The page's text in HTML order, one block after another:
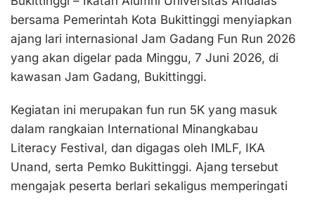
bersama Pemerintah Kota Bukittinggi menyiapkan
ajang lari internasional Jam Gadang Fun Run 2026
yang akan digelar pada Minggu, 7 Juni 2026, di
kawasan Jam Gadang, Bukittinggi.
Kegiatan ini merupakan fun run 5K yang masuk
dalam rangkaian International Minangkabau
Literacy Festival, dan digagas oleh IMLF, IKA
Unand, serta Pemko Bukittinggi. Ajang tersebut
mengajak peserta berlari sekaligus memperingati